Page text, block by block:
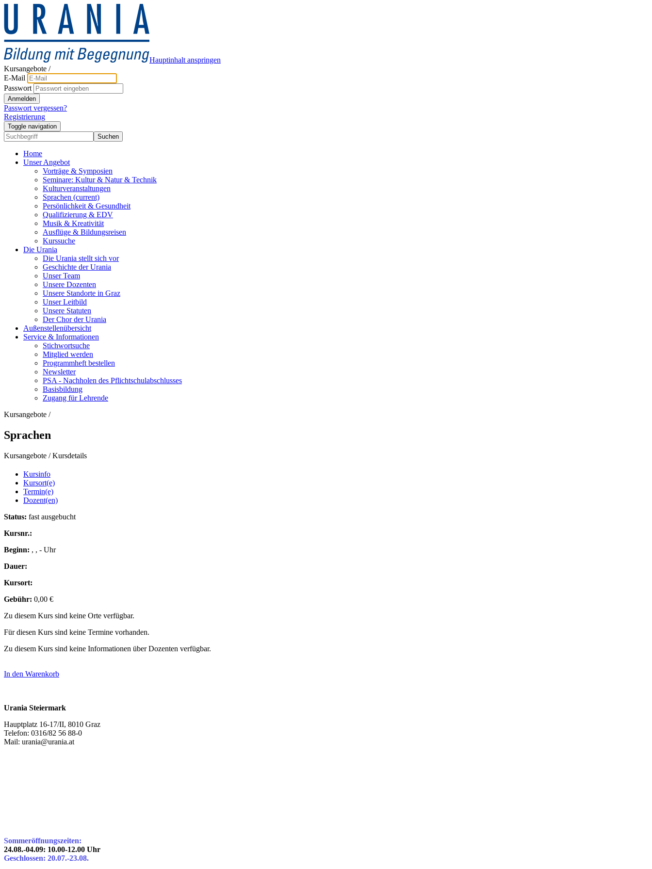
Hauptinhalt anspringen
Kursangebote /
E-Mail
Passwort
Anmelden
Passwort vergessen?
Registrierung
Toggle navigation
Suchen
Home
Unser Angebot
Vorträge & Symposien
Seminare: Kultur & Natur & Technik
Kulturveranstaltungen
Sprachen (current)
Persönlichkeit & Gesundheit
Qualifizierung & EDV
Musik & Kreativität
Ausflüge & Bildungsreisen
Kurssuche
Die Urania
Die Urania stellt sich vor
Geschichte der Urania
Unser Team
Unsere Dozenten
Unsere Standorte in Graz
Unser Leitbild
Unsere Statuten
Der Chor der Urania
Außenstellenübersicht
Service & Informationen
Stichwortsuche
Mitglied werden
Programmheft bestellen
Newsletter
PSA - Nachholen des Pflichtschulabschlusses
Basisbildung
Zugang für Lehrende
Kursangebote /
Sprachen
Kursangebote /Kursdetails
Kursinfo
Kursort(e)
Termin(e)
Dozent(en)
Status: fast ausgebucht
Kursnr.:
Beginn: , , - Uhr
Dauer:
Kursort:
Gebühr: 0,00 €
Zu diesem Kurs sind keine Orte verfügbar.
Für diesen Kurs sind keine Termine vorhanden.
Zu diesem Kurs sind keine Informationen über Dozenten verfügbar.
In den Warenkorb
Urania Steiermark
Hauptplatz 16-17/II, 8010 Graz
Telefon: 0316/82 56 88-0
Mail: urania@urania.at
Sommeröffnungszeiten:
24.08.-04.09: 10.00-12.00 Uhr
Geschlossen: 20.07.-23.08.